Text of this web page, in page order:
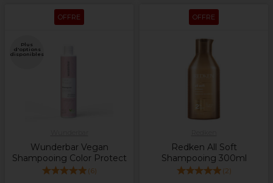
OFFRE
Plus
d'options
disponibles
Wunderbar Vegan
Shampooing Color Protect
(6)
OFFRE
Redken All Soft
Shampooing 300ml
(2)